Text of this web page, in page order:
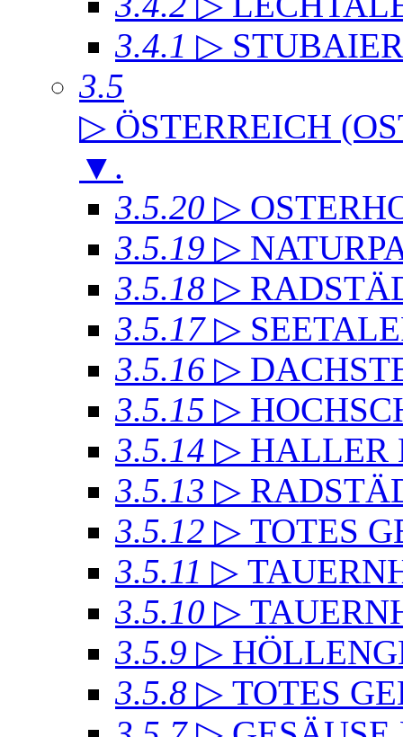
3.4.1 ▷
3.5
▷ ÖSTERREICH
▼ .
3.5.20 ▷
3.5.19 ▷
3.5.18 ▷
3.5.17 ▷
3.5.16 ▷
3.5.15 ▷
3.5.14 ▷ HALLER
3.5.13 ▷
3.5.12 ▷ TOTES
3.5.11 ▷
3.5.10 ▷
3.5.9 ▷
3.5.8 ▷ TOTES